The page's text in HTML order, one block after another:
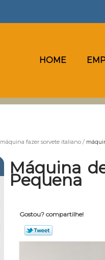
HOME
máquina fazer sorvete italiano
Máquina
Pequena
Gostou? compartilhe!